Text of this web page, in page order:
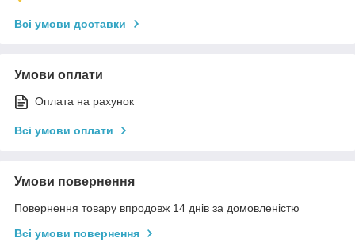
Всі умови доставки
Умови оплати
Оплата на рахунок
Всі умови оплати
Умови повернення
Повернення товару впродовж 14 днів за домовленістю
Всі умови повернення